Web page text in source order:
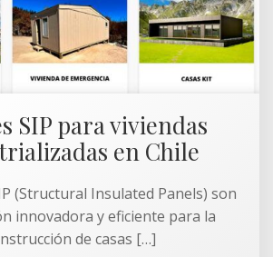
SIP para viviendas
en Chile
(Structural Insulated Panels) son
innovadora y eficiente para la
de casas […]